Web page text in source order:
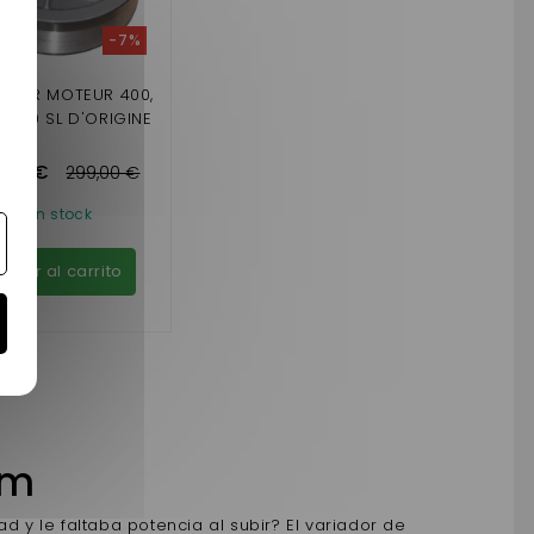
MOTEUR 400,
400 SL D'ORIGINE
€
-7%
299,00 €
En stock
al carrito
y le faltaba potencia al subir? El variador de